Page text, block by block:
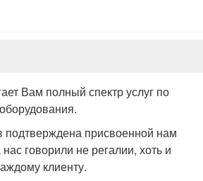
Вам полный спектр услуг по
подтверждена присвоенной нам
говорили не регалии, хоть и
клиенту.